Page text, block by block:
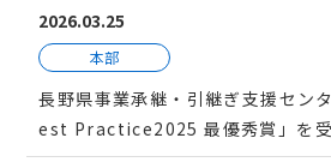
2026.03.25
本部
長野県事業承継・引継ぎ支援セン
est Practice2025 最優秀賞」を